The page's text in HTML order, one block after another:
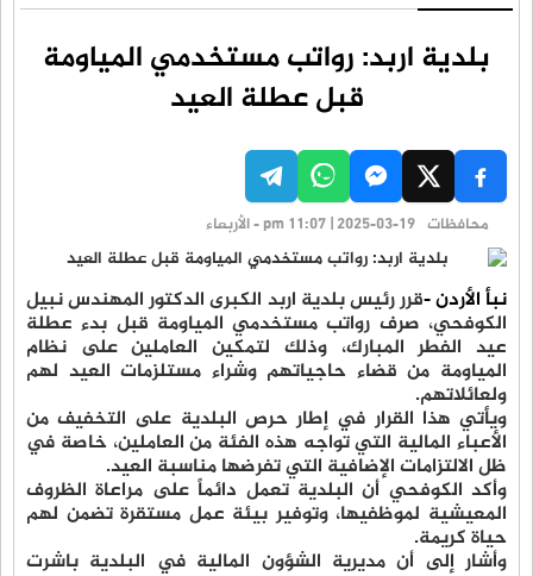
بلدية اربد: رواتب مستخدمي المياومة
قبل عطلة العيد
محافظات pm 11:07 | 2025-03-19 - الأربعاء
نبأ الأردن -قرر رئيس بلدية اربد الكبرى الدكتور المهندس نبيل
الكوفحي، صرف رواتب مستخدمي المياومة قبل بدء عطلة
عيد الفطر المبارك، وذلك لتمكين العاملين على نظام
المياومة من قضاء حاجياتهم وشراء مستلزمات العيد لهم
ولعائلاتهم.
ويأتي هذا القرار في إطار حرص البلدية على التخفيف من
الأعباء المالية التي تواجه هذه الفئة من العاملين، خاصة في
ظل الالتزامات الإضافية التي تفرضها مناسبة العيد.
وأكد الكوفحي أن البلدية تعمل دائماً على مراعاة الظروف
المعيشية لموظفيها، وتوفير بيئة عمل مستقرة تضمن لهم
حياة كريمة.
وأشار إلى أن مديرية الشؤون المالية في البلدية باشرت